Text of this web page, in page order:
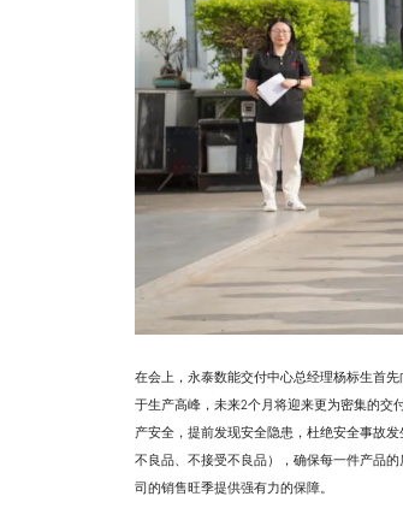
在会上，永泰数能交付中心总经理杨标生首
于生产高峰，未来2个月将迎来更为密集的交
产安全，提前发现安全隐患，杜绝安全事故
不良品、不接受不良品），确保每一件产品
司的销售旺季提供强有力的保障。